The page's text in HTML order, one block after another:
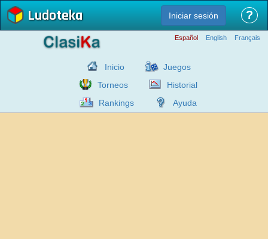
Ludoteka Iniciar sesión ?
Español English Français
Inicio
Juegos
Torneos
Historial
Rankings
Ayuda